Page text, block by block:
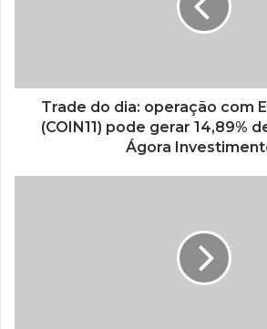
Trade do dia: operação com
(COIN11) pode gerar 14,89%
Ágora